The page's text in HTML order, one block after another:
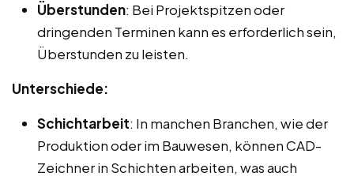
Überstunden: Bei Projektspitzen oder
dringenden Terminen kann es erforderlich sein,
Überstunden zu leisten.
Unterschiede:
Schichtarbeit: In manchen Branchen, wie der
Produktion oder im Bauwesen, können CAD-
Zeichner in Schichten arbeiten, was auch